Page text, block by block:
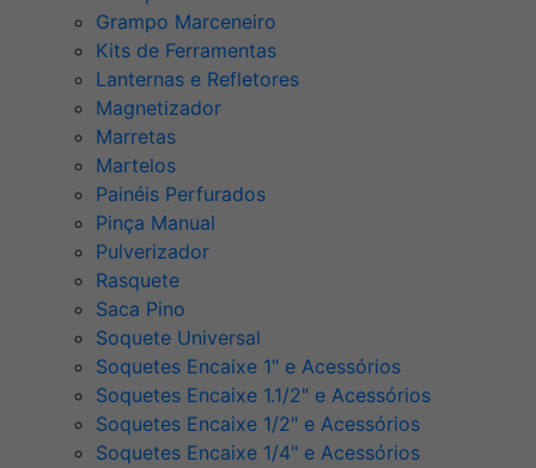
Grampo Marceneiro
Kits de Ferramentas
Lanternas e Refletores
Magnetizador
Marretas
Martelos
Painéis Perfurados
Pinça Manual
Pulverizador
Rasquete
Saca Pino
Soquete Universal
Soquetes Encaixe 1" e Acessórios
Soquetes Encaixe 1.1/2" e Acessórios
Soquetes Encaixe 1/2" e Acessórios
Soquetes Encaixe 1/4" e Acessórios